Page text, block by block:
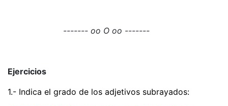
------- oo O oo -------
Ejercicios
1.- Indica el grado de los adjetivos subrayados: